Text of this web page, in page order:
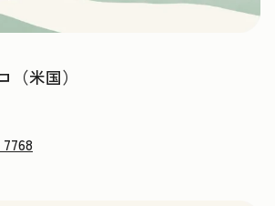
（米国）